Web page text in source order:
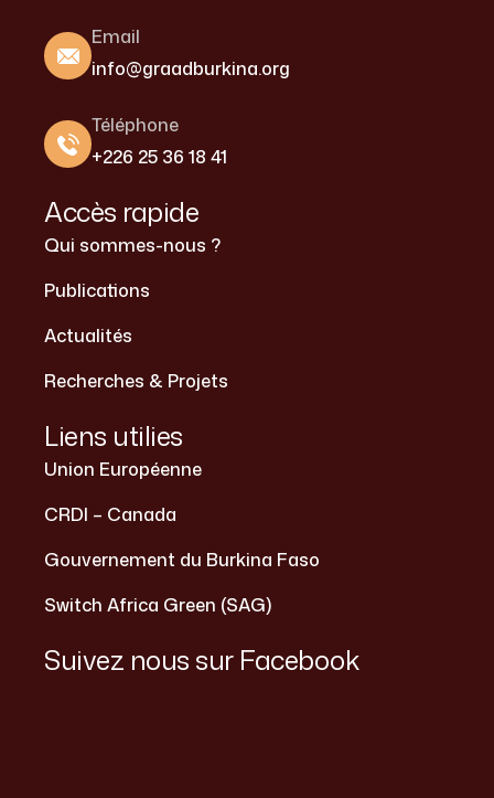
Email
info@graadburkina.org
Téléphone
+226 25 36 18 41
Accès rapide
Qui sommes-nous ?
Publications
Actualités
Recherches & Projets
Liens utilies
Union Européenne
CRDI – Canada
Gouvernement du Burkina Faso
Switch Africa Green (SAG)
Suivez nous sur Facebook